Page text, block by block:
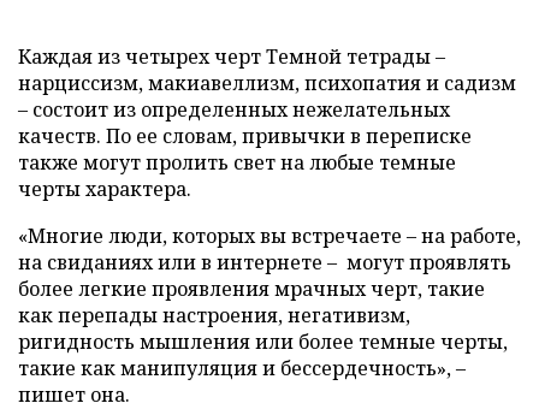
Каждая из четырех черт Темной тетрады –
нарциссизм, макиавеллизм, психопатия и садизм
– состоит из определенных нежелательных
качеств. По ее словам, привычки в переписке
также могут пролить свет на любые темные
черты характера.
«Многие люди, которых вы встречаете – на работе,
на свиданиях или в интернете – могут проявлять
более легкие проявления мрачных черт, такие
как перепады настроения, негативизм,
ригидность мышления или более темные черты,
такие как манипуляция и бессердечность», –
пишет она.